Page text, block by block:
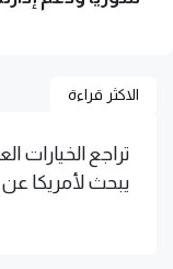
الاكثر قراءة
تراجع الخيارات
يبحث لأمريكا